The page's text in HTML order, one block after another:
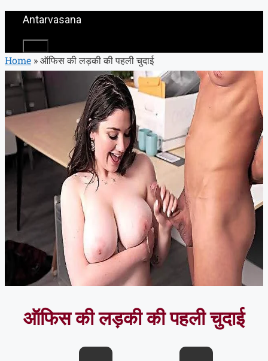
Antarvasana
Home »ऑफिस की लड़की की पहली चुदाई
ऑफिस की लड़की की पहली चुदाई